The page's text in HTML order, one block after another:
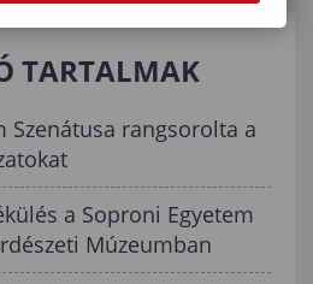
TARTALMAK
Szenátusa rangsorolta a
a Soproni Egyetem
Múzeumban